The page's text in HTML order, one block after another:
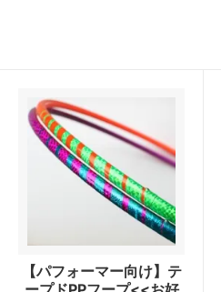
【パフォーマー向け】テ